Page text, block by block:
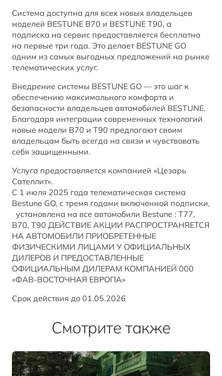
Система доступна для всех новых владельцев
моделей BESTUNE B70 и BESTUNE T90, а
подписка на сервис предоставляется бесплатно
на первые три года. Это делает BESTUNE GO
одним из самых выгодных предложений на рынке
телематических услуг.
Внедрение системы BESTUNE GO — это шаг к
обеспечению максимального комфорта и
безопасности владельцев автомобилей BESTUNE.
Благодаря интеграции современных технологий
новые модели B70 и T90 предлагают своим
владельцам быть всегда на связи и чувствовать
себя защищенными.
Услуга предоставляется компанией «Цезарь
Сателлит».
С 1 июля 2025 года телематическая система
Bestune GO, с тремя годами включенной подписки,
установлена на все автомобили Bestune : T77,
B70, T90 ДЕЙСТВИЕ АКЦИИ РАСПРОСТРАНЯЕТСЯ
НА АВТОМОБИЛИ ПРИОБРЕТЕННЫЕ
ФИЗИЧЕСКИМИ ЛИЦАМИ У ОФИЦИАЛЬНЫХ
ДИЛЕРОВ И ПРЕДОСТАВЛЕННЫЕ
ОФИЦИАЛЬНЫМ ДИЛЕРАМ КОМПАНИЕЙ 000
«ФАВ-ВОСТОЧНАЯ ЕВРОПА»
Cрок действия до 01.05.2026
Смотрите также